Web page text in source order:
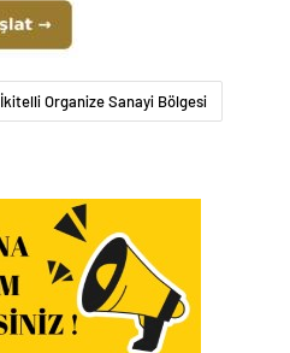
İkitelli Organize Sanayi Bölgesi